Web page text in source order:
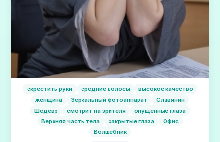
скрестить руки средние волосы
высокое качество
женщина
Зеркальный фотоаппарат
Славянин
Шедевр
смотрит на зрителя
опущенные глаза
Верхняя часть тела
закрытые глаза
Офис
Волшебник